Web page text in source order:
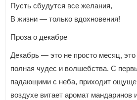
Пусть сбудутся все желания,
В жизни — только вдохновения!
Проза о декабре
Декабрь — это не просто месяц, это
полная чудес и волшебства. С
падающими с неба, приходит
воздухе витает аромат мандаринов